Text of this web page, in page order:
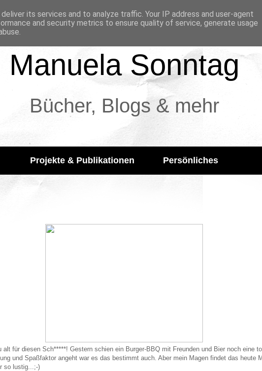
Manuela Sonntag
Bücher, Blogs & mehr
Projekte & Publikationen Persönliches
alt für diesen Sch*****! Gestern schien ein Burger-BBQ mit Freunden und Bier noch eine
und Spaßfaktor angeht war es das bestimmt auch. Aber mein Magen findet das heute
so lustig...;-)
its services and to analyze traffic. Your IP address and user-agent
and security metrics to ensure quality of service, generate usage